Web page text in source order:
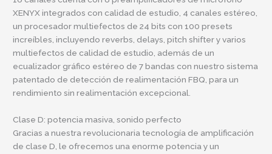
XENYX integrados con calidad de estudio, 4 canales estéreo,
un procesador multiefectos de 24 bits con 100 presets
increíbles, incluyendo reverbs, delays, pitch shifter y varios
multiefectos de calidad de estudio, además de un
ecualizador gráfico estéreo de 7 bandas con nuestro sistema
patentado de detección de realimentación FBQ, para un
rendimiento sin realimentación excepcional.
Clase D: potencia masiva, sonido perfecto
Gracias a nuestra revolucionaria tecnología de amplificación
de clase D, le ofrecemos una enorme potencia y un